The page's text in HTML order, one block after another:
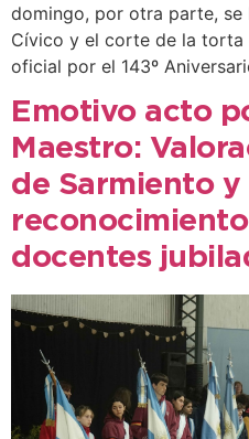
domingo, por otra parte, se
Cívico y el corte de la torta
oficial por el 143º
Emotivo acto
Maestro:
de Sarmiento y
docentes